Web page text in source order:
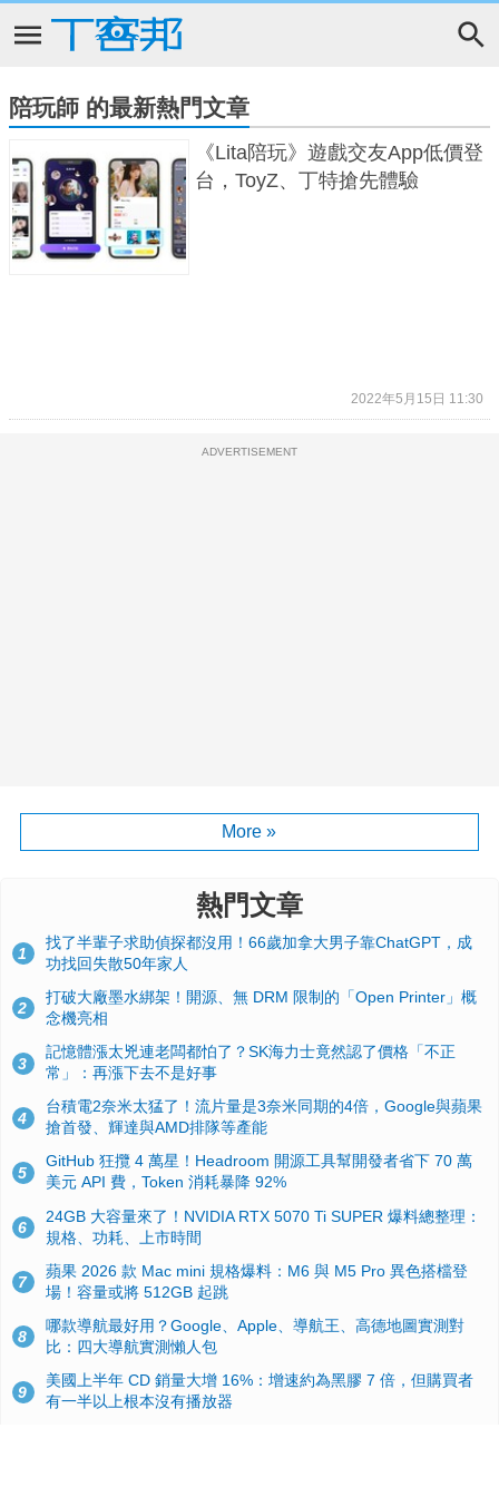
陪玩師 的最新熱門文章
《Lita陪玩》遊戲交友App低價登
台，ToyZ、丁特搶先體驗
2022年5月15日 11:30
ADVERTISEMENT
More »
熱門文章
1
找了半輩子求助偵探都沒用！66歲加拿大男子靠ChatGPT，成
功找回失散50年家人
2
打破大廠墨水綁架！開源、無 DRM 限制的「Open Printer」概
念機亮相
3
記憶體漲太兇連老闆都怕了？SK海力士竟然認了價格「不正
常」：再漲下去不是好事
4
台積電2奈米太猛了！流片量是3奈米同期的4倍，Google與蘋果
搶首發、輝達與AMD排隊等產能
5
GitHub 狂攬 4 萬星！Headroom 開源工具幫開發者省下 70 萬
美元 API 費，Token 消耗暴降 92%
6
24GB 大容量來了！NVIDIA RTX 5070 Ti SUPER 爆料總整理：
規格、功耗、上市時間
7
蘋果 2026 款 Mac mini 規格爆料：M6 與 M5 Pro 異色搭檔登
場！容量或將 512GB 起跳
8
哪款導航最好用？Google、Apple、導航王、高德地圖實測對
比：四大導航實測懶人包
9
美國上半年 CD 銷量大增 16%：增速約為黑膠 7 倍，但購買者
有一半以上根本沒有播放器